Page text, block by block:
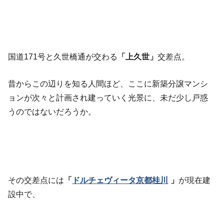
国道171号と久世橋通が交わる 「上久世」交差点。
昔からこの辺りを知る人間ほど、ここに新築分譲マンシ
ョンが次々と計画され建っていく光景に、未だ少し戸惑
うのではないだろうか。
その交差点には 「 ドルチェヴィータ京都桂川 」 が現在建
設中で、